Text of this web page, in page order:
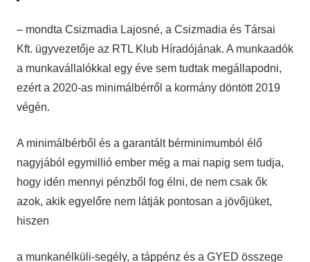
– mondta Csizmadia Lajosné, a Csizmadia és Társai
Kft. ügyvezetője az RTL Klub Híradójának. A munkaadók
a munkavállalókkal egy éve sem tudtak megállapodni,
ezért a 2020-as minimálbérről a kormány döntött 2019
végén.
A minimálbérből és a garantált bérminimumból élő
nagyjából egymillió ember még a mai napig sem tudja,
hogy idén mennyi pénzből fog élni, de nem csak ők
azok, akik egyelőre nem látják pontosan a jövőjüket,
hiszen
a munkanélküli-segély, a táppénz és a GYED összege